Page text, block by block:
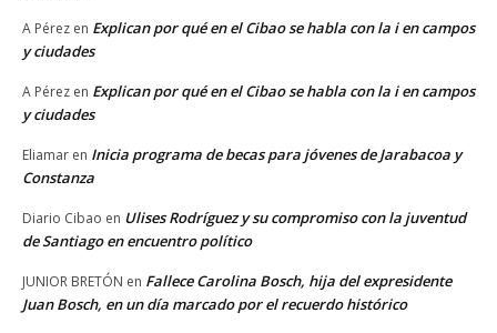
A Pérez en Explican por qué en el Cibao se habla con la i en campos
y ciudades
A Pérez en Explican por qué en el Cibao se habla con la i en campos
y ciudades
Eliamar en Inicia programa de becas para jóvenes de Jarabacoa y
Constanza
Diario Cibao en Ulises Rodríguez y su compromiso con la juventud
de Santiago en encuentro político
JUNIOR BRETÓN en Fallece Carolina Bosch, hija del expresidente
Juan Bosch, en un día marcado por el recuerdo histórico